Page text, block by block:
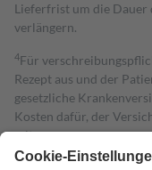
Lieferfrist um die
verlängern.
4Für
Rezept aus und der
gesetzliche
Kosten dafür, der
mit.
Grundsätzlich leisten